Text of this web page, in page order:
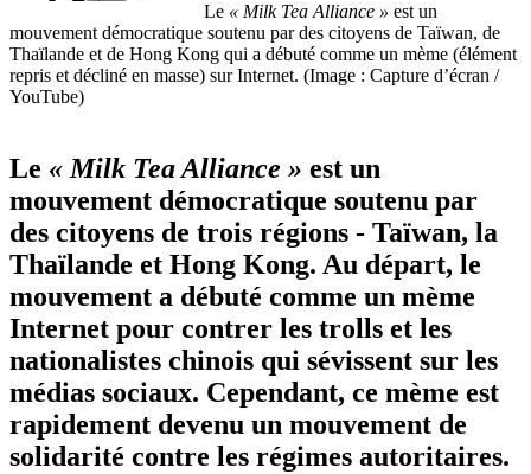
Le « Milk Tea Alliance » est un
mouvement démocratique soutenu par des citoyens de Taïwan, de
Thaïlande et de Hong Kong qui a débuté comme un mème (élément
repris et décliné en masse) sur Internet. (Image : Capture d’écran /
YouTube)
Le « Milk Tea Alliance » est un
mouvement démocratique soutenu par
des citoyens de trois régions - Taïwan, la
Thaïlande et Hong Kong. Au départ, le
mouvement a débuté comme un mème
Internet pour contrer les trolls et les
nationalistes chinois qui sévissent sur les
médias sociaux. Cependant, ce mème est
rapidement devenu un mouvement de
solidarité contre les régimes autoritaires.